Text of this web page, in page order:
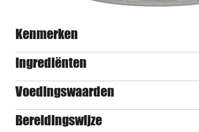
Kenmerken
Ingrediënten
Voedingswaarden
Bereidingswijze